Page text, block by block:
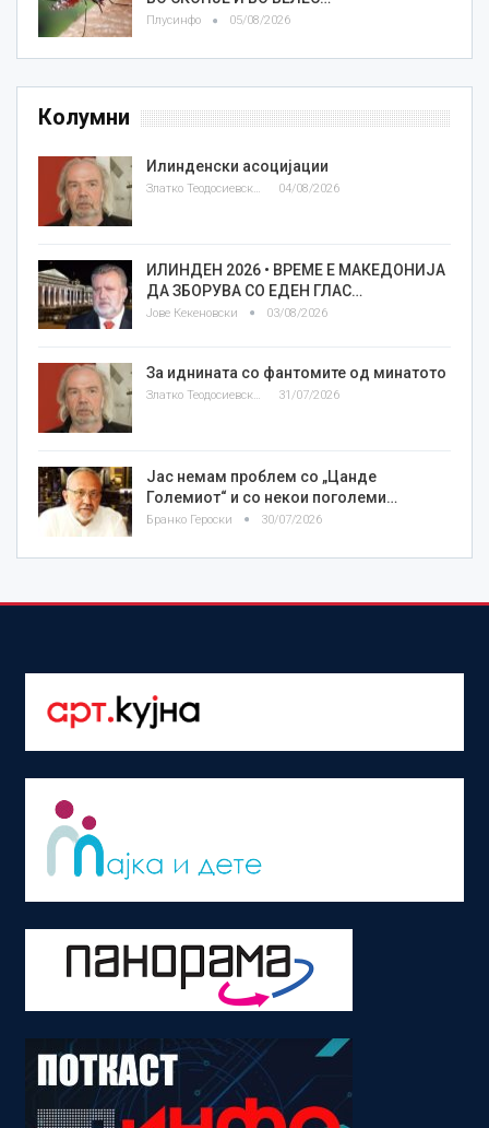
Плусинфо 05/08/2026
Колумни
Илинденски асоцијации
Златко Теодосиевски 04/08/2026
ИЛИНДЕН 2026 • ВРЕМЕ Е МАКЕДОНИЈА
ДА ЗБОРУВА СО ЕДЕН ГЛАС…
Јове Кекеновски 03/08/2026
За иднината со фантомите од минатото
Златко Теодосиевски 31/07/2026
Јас немам проблем со „Цанде
Големиот“ и со некои поголеми…
Бранко Героски 30/07/2026